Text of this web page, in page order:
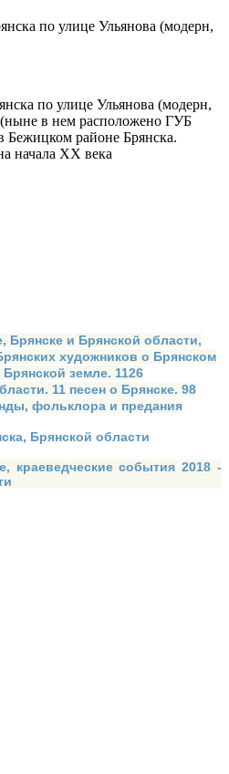
по улице Ульянова (модерн,
по улице Ульянова (модерн,
в нем расположено ГУБ
Бежицком районе Брянска.
начала XX века
Брянске и Брянской области,
художников о Брянском
земле. 1126
11 песен о Брянске. 98
фольклора и предания
Брянской области
краеведческие события 2018 -